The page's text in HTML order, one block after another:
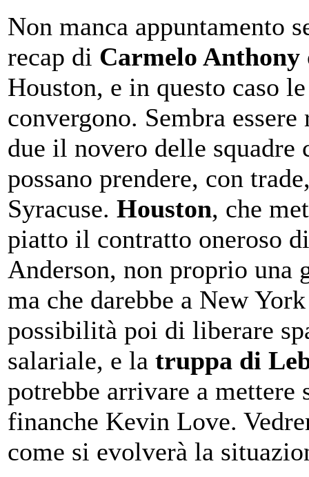
Non manca appuntamento
recap di Carmelo Anthony
Houston, e in questo caso
convergono. Sembra
due il novero delle squadre
possano prendere, con
Syracuse. Houston, che
piatto il contratto oneroso
Anderson, non proprio una
ma che darebbe a New
possibilità poi di liberare
salariale, e la truppa di
potrebbe arrivare a mettere
finanche Kevin Love.
come si evolverà la